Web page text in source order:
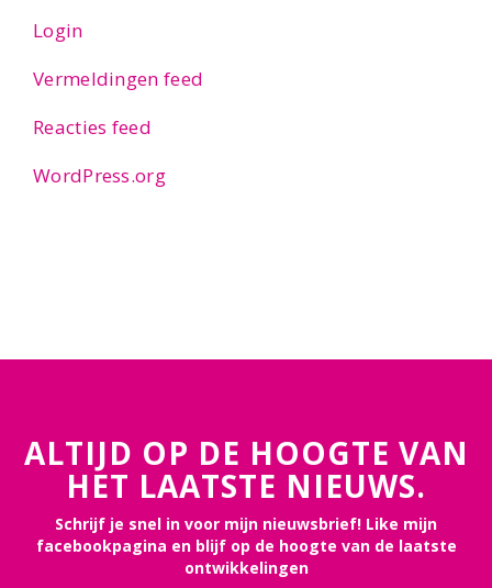
Login
Vermeldingen feed
Reacties feed
WordPress.org
ALTIJD OP DE HOOGTE VAN
HET LAATSTE NIEUWS.
Schrijf je snel in voor mijn nieuwsbrief! Like mijn
facebookpagina en blijf op de hoogte van de laatste
ontwikkelingen